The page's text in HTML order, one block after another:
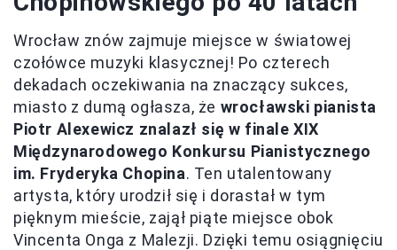
Wrocław znów zajmuje miejsce w światowej
czołówce muzyki klasycznej! Po czterech
dekadach oczekiwania na znaczący sukces,
miasto z dumą ogłasza, że wrocławski pianista
Piotr Alexewicz znalazł się w finale XIX
Międzynarodowego Konkursu Pianistycznego
im. Fryderyka Chopina. Ten utalentowany
artysta, który urodził się i dorastał w tym
pięknym mieście, zajął piąte miejsce obok
Vincenta Onga z Malezji. Dzięki temu osiągnięciu